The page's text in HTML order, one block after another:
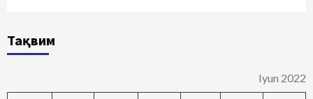
Тақвим
Iyun 2022